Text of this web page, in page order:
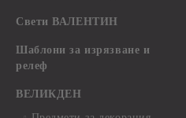
Свети ВАЛЕНТИН
Шаблони за изрязване и
релеф
ВЕЛИКДЕН